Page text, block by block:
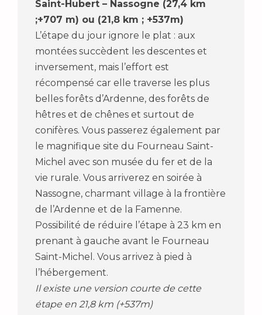
Saint-Hubert – Nassogne (27,4 km
;+707 m) ou (21,8 km ; +537m)
L’étape du jour ignore le plat : aux
montées succèdent les descentes et
inversement, mais l’effort est
récompensé car elle traverse les plus
belles forêts d’Ardenne, des forêts de
hêtres et de chênes et surtout de
conifères. Vous passerez également par
le magnifique site du Fourneau Saint-
Michel avec son musée du fer et de la
vie rurale. Vous arriverez en soirée à
Nassogne, charmant village à la frontière
de l’Ardenne et de la Famenne.
Possibilité de réduire l’étape à 23 km en
prenant à gauche avant le Fourneau
Saint-Michel. Vous arrivez à pied à
l’hébergement.
Il existe une version courte de cette
étape en 21,8 km (+537m)